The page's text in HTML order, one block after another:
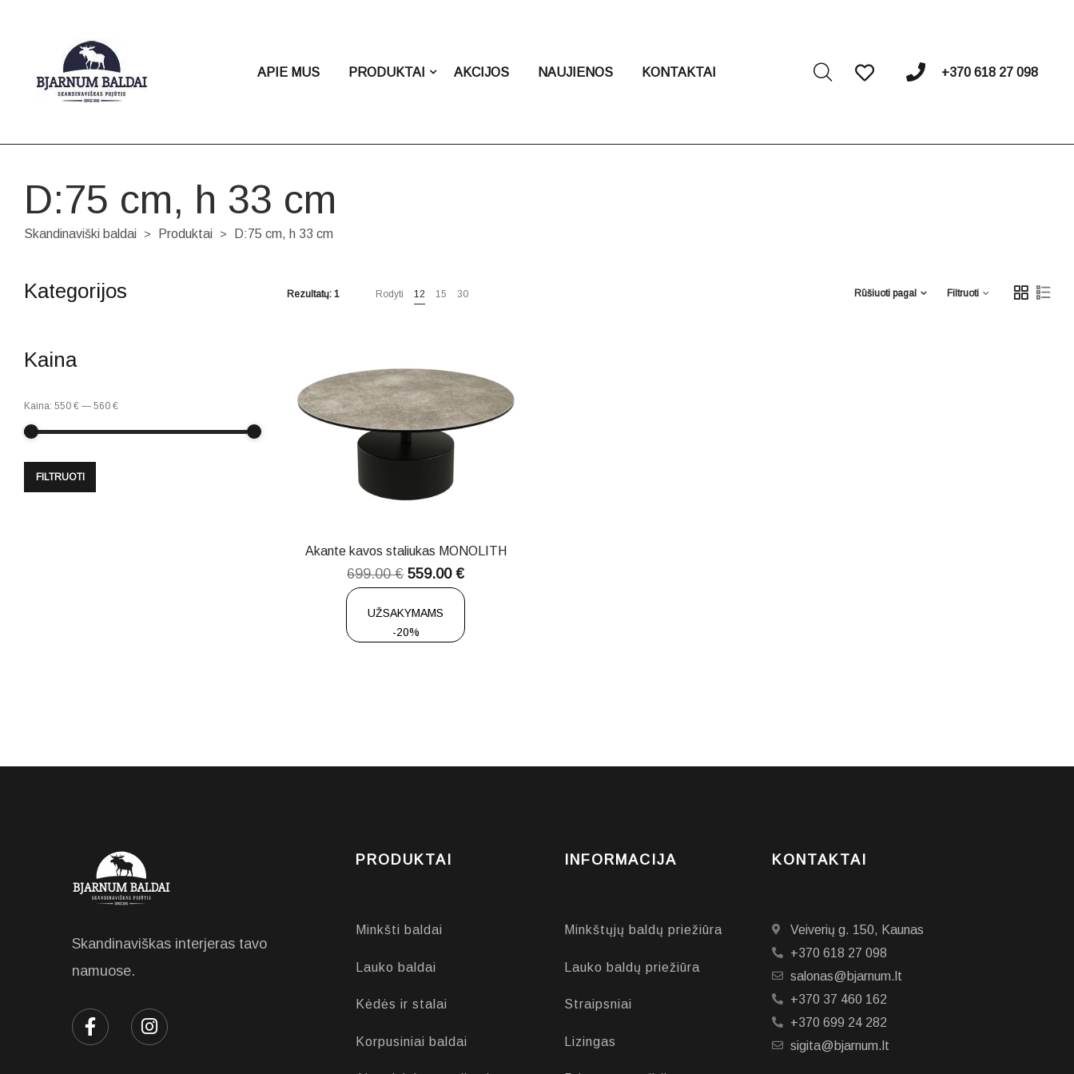
APIE MUS PRODUKTAI AKCIJOS NAUJIENOS KONTAKTAI +370 618 27 098
D:75 cm, h 33 cm
Skandinaviški baldai > Produktai > D:75 cm, h 33 cm
Rezultatų: 1 Rodyti 12 15 30 Filtruoti
Rūšiuoti pagal
Akante kavos staliukas MONOLITH
699.00€ 559.00€
UŽSAKYMAMS
-20%
Kategorijos
Kaina
FILTRUOTI
Kaina: 550 € — 560 €
Skandinaviškas interjeras tavo
namuose.
PRODUKTAI
Minkšti baldai
Lauko baldai
Kėdės ir stalai
Korpusiniai baldai
INFORMACIJA
Minkštųjų baldų priežiūra
Lauko baldų priežiūra
Straipsniai
Lizingas
KONTAKTAI
Veiverių g. 150, Kaunas
+370 618 27 098
salonas@bjarnum.lt
+370 37 460 162
+370 699 24 282
sigita@bjarnum.lt